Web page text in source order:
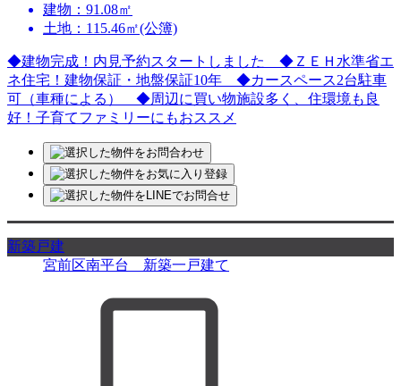
建物：91.08㎡
土地：115.46㎡(公簿)
◆建物完成！内見予約スタートしました ◆ＺＥＨ水準省エ
ネ住宅！建物保証・地盤保証10年 ◆カースペース2台駐車
可（車種による） ◆周辺に買い物施設多く、住環境も良
好！子育てファミリーにもおススメ
新築戸建
宮前区南平台 新築一戸建て